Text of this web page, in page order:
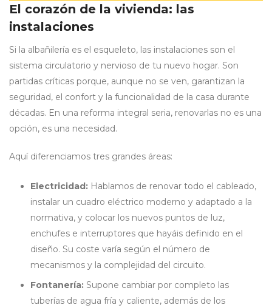
El corazón de la vivienda: las
instalaciones
Si la albañilería es el esqueleto, las instalaciones son el
sistema circulatorio y nervioso de tu nuevo hogar. Son
partidas críticas porque, aunque no se ven, garantizan la
seguridad, el confort y la funcionalidad de la casa durante
décadas. En una reforma integral seria, renovarlas no es una
opción, es una necesidad.
Aquí diferenciamos tres grandes áreas:
Electricidad: Hablamos de renovar todo el cableado,
instalar un cuadro eléctrico moderno y adaptado a la
normativa, y colocar los nuevos puntos de luz,
enchufes e interruptores que hayáis definido en el
diseño. Su coste varía según el número de
mecanismos y la complejidad del circuito.
Fontanería: Supone cambiar por completo las
tuberías de agua fría y caliente, además de los